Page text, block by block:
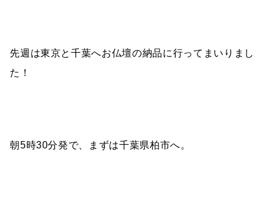
先週は東京と千葉へお仏壇の納品に行ってまいりまし
た！
朝5時30分発で、まずは千葉県柏市へ。